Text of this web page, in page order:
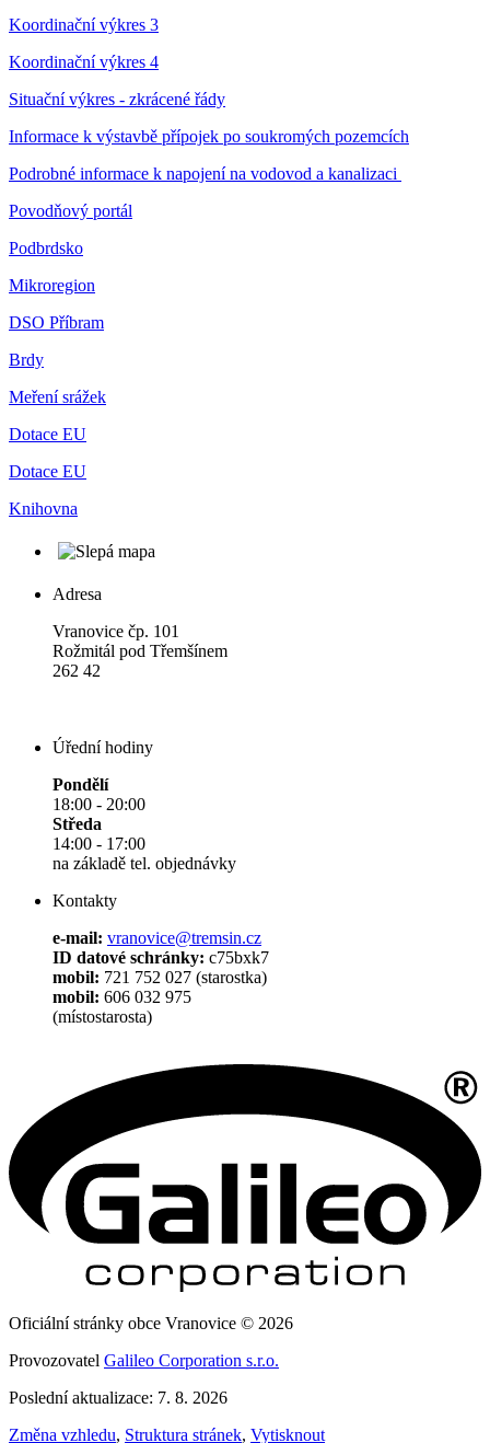
Koordinační výkres 3
Koordinační výkres 4
Situační výkres - zkrácené řády
Informace k výstavbě přípojek po soukromých pozemcích
Podrobné informace k napojení na vodovod a kanalizaci
Povodňový portál
Podbrdsko
Mikroregion
DSO Příbram
Brdy
Meření srážek
Dotace EU
Dotace EU
Knihovna
Adresa
Vranovice čp. 101
Rožmitál pod Třemšínem
262 42
Úřední hodiny
Pondělí
18:00 - 20:00
Středa
14:00 - 17:00
na základě tel. objednávky
Kontakty
e-mail: vranovice@tremsin.cz
ID datové schránky: c75bxk7
mobil: 721 752 027 (starostka)
mobil: 606 032 975
(místostarosta)
Oficiální stránky obce Vranovice © 2026
Provozovatel Galileo Corporation s.r.o.
Poslední aktualizace: 7. 8. 2026
Změna vzhledu, Struktura stránek, Vytisknout